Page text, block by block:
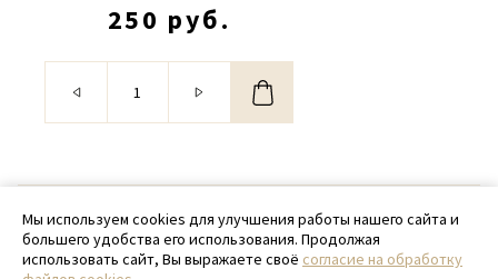
250 руб.
© 2020 - 2026 SamPack
+ 7 (918) 699-97-87
Мы используем cookies для улучшения работы нашего сайта и
большего удобства его использования. Продолжая
использовать сайт, Вы выражаете своё согласие на обработку